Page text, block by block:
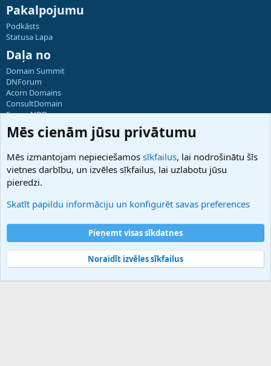
Pakalpojumu
Podkāsts
Statusa Lapa
Daļa no
Domain Summit
DNForum
Acorn Domains
ConsultDomain
ForumNDD
Domainforum.ro
27.be
Hostmaria
Atbalsts
Palīdzība
Noteikumi un nosacījumi
Privātuma politika
Community platform by XenForo® © 2010-2025 XenForo Ltd.
Mēs cienām jūsu privātumu
Mēs izmantojam nepieciešamos sīkfailus, lai nodrošinātu šīs
vietnes darbību, un izvēles sīkfailus, lai uzlabotu jūsu
pieredzi.
Skatīt papildu informāciju un konfigurēt savas preferences
Pieņemt visas sīkdatnes
Noraidīt izvēles sīkfailus